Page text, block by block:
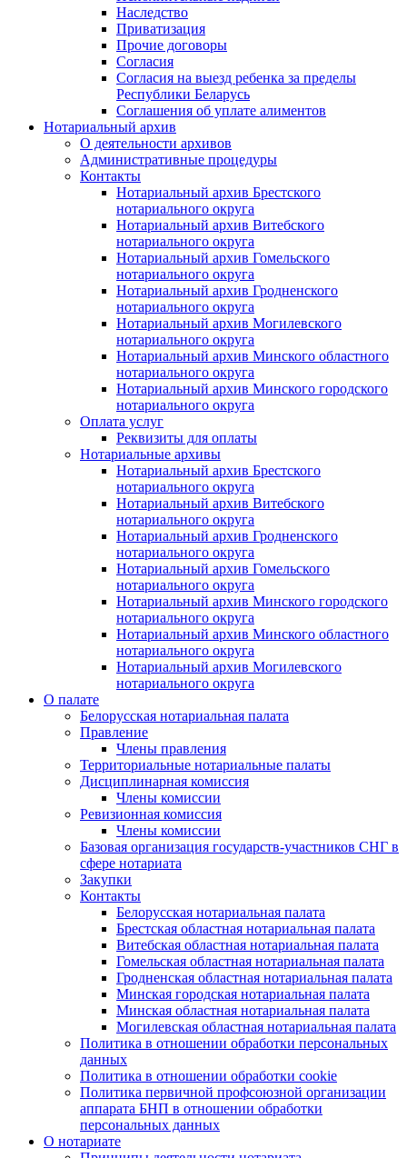
Наследство
Приватизация
Прочие договоры
Согласия
Согласия на выезд ребенка за пределы
Республики Беларусь
Соглашения об уплате алиментов
Нотариальный архив
О деятельности архивов
Административные процедуры
Контакты
Нотариальный архив Брестского
нотариального округа
Нотариальный архив Витебского
нотариального округа
Нотариальный архив Гомельского
нотариального округа
Нотариальный архив Гродненского
нотариального округа
Нотариальный архив Могилевского
нотариального округа
Нотариальный архив Минского областного
нотариального округа
Нотариальный архив Минского городского
нотариального округа
Оплата услуг
Реквизиты для оплаты
Нотариальные архивы
Нотариальный архив Брестского
нотариального округа
Нотариальный архив Витебского
нотариального округа
Нотариальный архив Гродненского
нотариального округа
Нотариальный архив Гомельского
нотариального округа
Нотариальный архив Минского городского
нотариального округа
Нотариальный архив Минского областного
нотариального округа
Нотариальный архив Могилевского
нотариального округа
О палате
Белорусская нотариальная палата
Правление
Члены правления
Территориальные нотариальные палаты
Дисциплинарная комиссия
Члены комиссии
Ревизионная комиссия
Члены комиссии
Базовая организация государств-участников СНГ в
сфере нотариата
Закупки
Контакты
Белорусская нотариальная палата
Брестская областная нотариальная палата
Витебская областная нотариальная палата
Гомельская областная нотариальная палата
Гродненская областная нотариальная палата
Минская городская нотариальная палата
Минская областная нотариальная палата
Могилевская областная нотариальная палата
Политика в отношении обработки персональных
данных
Политика в отношении обработки cookie
Политика первичной профсоюзной организации
аппарата БНП в отношении обработки
персональных данных
О нотариате